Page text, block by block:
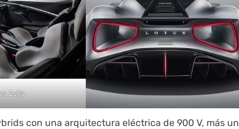
Evija
con una arquitectura eléctrica de 900 V, más un